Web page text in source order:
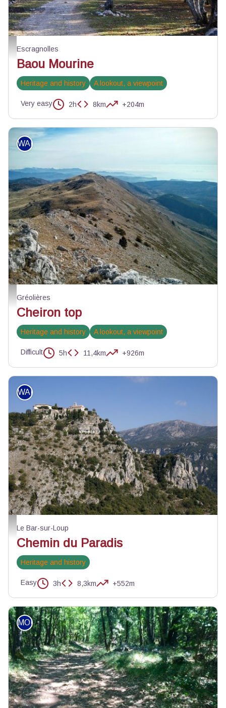
Piste de Briasq - ©Jean-Luc Manneveau - Association Les Géophiles
Escragnolles
Baou Mourine
Heritage and history A lookout, a viewpoint
Very easy 2h 8km +204m
Paysages du Cheiron - © Augustin Gamot - PNR des Préalpes d'Azur
WALKING
Gréolières
Cheiron top
Heritage and history A lookout, a viewpoint
Difficult 5h 11,4km +926m
Vue sur le village de Gourdon - ©Greg Germain
WALKING
Le Bar-sur-Loup
Chemin du Paradis
Heritage and history
Easy 3h 8,3km +552m
MOUNTAIN BIKE